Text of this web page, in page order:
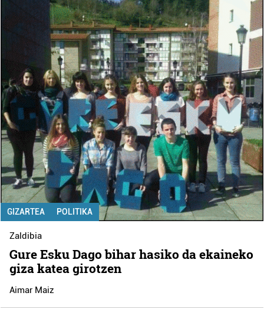
GIZARTEA POLITIKA
Zaldibia
Gure Esku Dago bihar hasiko da ekaineko
giza katea girotzen
Aimar Maiz